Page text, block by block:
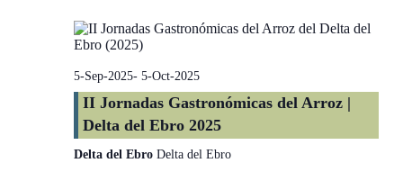
5-Sep-2025- 5-Oct-2025
II Jornadas Gastronómicas del Arroz |
Delta del Ebro 2025
Delta del Ebro Delta del Ebro